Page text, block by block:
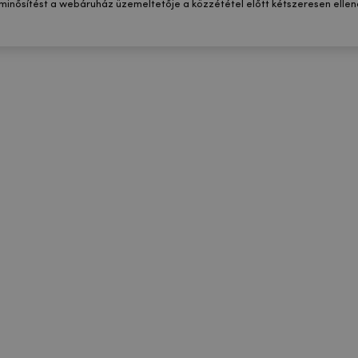
a webáruház üzemeltetője a közzététel előtt kétszeresen